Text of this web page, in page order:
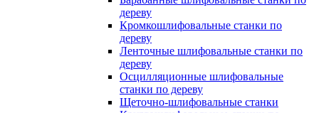
дереву
Кромкошлифовальные станки по
дереву
Ленточные шлифовальные станки по
дереву
Осцилляционные шлифовальные
станки по дереву
Щеточно-шлифовальные станки